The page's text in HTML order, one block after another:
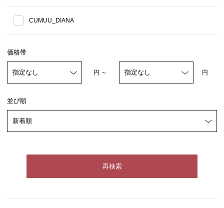
CUMUU_DIANA
価格帯
円 ～ 円
並び順